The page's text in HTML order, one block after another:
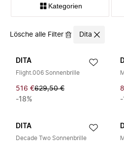
Kategorien
Lösche alle Filter Dita
DITA
Flight.006 Sonnenbrille
516 €629,50 €
-18%
-
DITA
Decade Two Sonnenbrille